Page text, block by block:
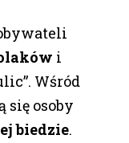
i
Wśród
się osoby
biedzie.